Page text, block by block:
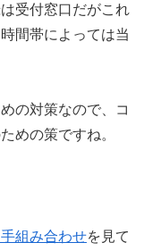
受付窓口だがこれ
間帯によっては当
の対策なので、コ
めの策ですね。
組み合わせを見て